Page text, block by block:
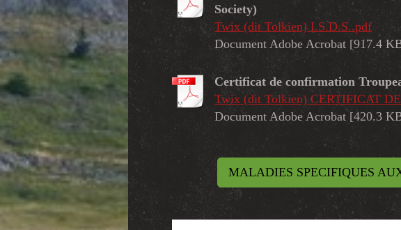
Society)
Twix (dit Tolkien) I.S.D.S..pdf
Document Adobe Acrobat [917.4
Certificat de confirmation
Twix (dit Tolkien) CERTIFICAT
Document Adobe Acrobat [420.3
MALADIES SPECIFIQUES